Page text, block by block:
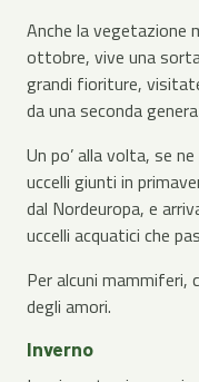
Anche la vegetazione
ottobre, vive una
grandi fioriture,
da una seconda
Un po’ alla volta, se
uccelli giunti in
dal Nordeuropa, e
uccelli acquatici che
Per alcuni mammiferi,
degli amori.
Inverno